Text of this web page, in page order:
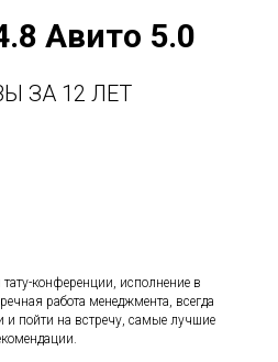
Авито 5.0
ЗА 12 ЛЕТ
конференции, исполнение в
работа менеджмента, всегда
и пойти на встречу, самые лучшие